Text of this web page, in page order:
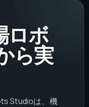
ロボ
ら実
Studioは、機